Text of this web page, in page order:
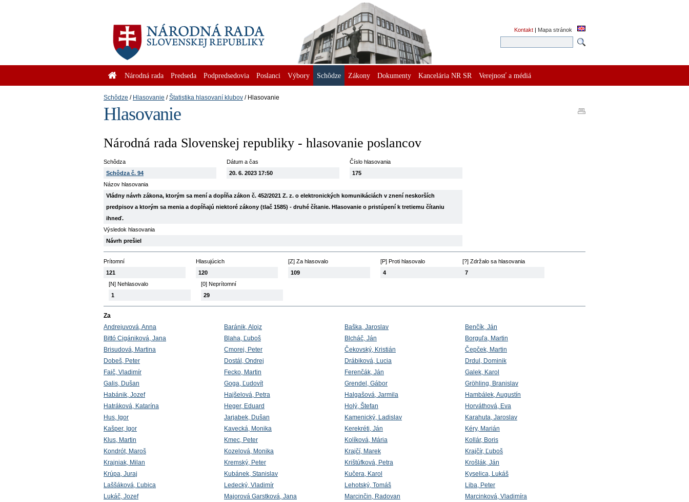
Kontakt | Mapa stránok
Národná rada Predseda Podpredsedovia Poslanci Výbory Schôdze Zákony Dokumenty Kancelária NR SR Verejnosť a médiá
Schôdze Hlasovanie Štatistika hlasovaní klubov Hlasovanie
Hlasovanie
Národná rada Slovenskej republiky - hlasovanie poslancov
Schôdza
Schôdza č. 94
Dátum a čas
20. 6. 2023 17:50
Číslo hlasovania
175
Názov hlasovania
Vládny návrh zákona, ktorým sa mení a dopĺňa zákon č. 452/2021 Z. z. o elektronických komunikáciách v znení neskorších
predpisov a ktorým sa menia a dopĺňajú niektoré zákony (tlač 1585) - druhé čítanie. Hlasovanie o pristúpení k tretiemu čítaniu
ihneď.
Výsledok hlasovania
Návrh prešiel
Prítomní
121
Hlasujúcich
120
[Z] Za hlasovalo
109
[P] Proti hlasovalo
4
[?] Zdržalo sa hlasovania
7
[N] Nehlasovalo
1
[0] Neprítomní
29
Za
Andrejuvová, Anna
Baránik, Alojz Baška, Jaroslav
Benčík, Ján
Bittó Cigániková, Jana
Blaha, Ľuboš Blcháč, Ján
Borguľa, Martin
Brisudová, Martina
Cmorej, Peter Čekovský, Kristián
Čepček, Martin
Dobeš, Peter
Dostál, Ondrej Drábiková, Lucia
Drdul, Dominik
Faič, Vladimír
Fecko, Martin Ferenčák, Ján
Galek, Karol
Galis, Dušan
Goga, Ľudovít Grendel, Gábor
Gröhling, Branislav
Habánik, Jozef
Hajšelová, Petra Halgašová, Jarmila
Hambálek, Augustín
Hatráková, Katarína
Heger, Eduard Holý, Štefan
Horváthová, Eva
Hus, Igor
Jarjabek, Dušan Kamenický, Ladislav
Karahuta, Jaroslav
Kašper, Igor
Kavecká, Monika Kerekréti, Ján
Kéry, Marián
Klus, Martin
Kmec, Peter Kolíková, Mária
Kollár, Boris
Kondrót, Maroš
Kozelová, Monika Krajčí, Marek
Krajčír, Ľuboš
Krajniak, Milan
Kremský, Peter Krištúfková, Petra
Krošlák, Ján
Krúpa, Juraj
Kubánek, Stanislav Kučera, Karol
Kyselica, Lukáš
Laššáková, Ľubica
Ledecký, Vladimír Lehotský, Tomáš
Liba, Peter
Lukáč, Jozef
Majorová Garstková, Jana Marcinčin, Radovan
Marcinková, Vladimíra